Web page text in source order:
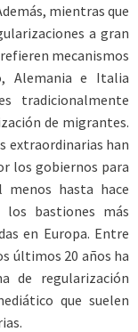
mientras que
a gran
mecanismos
Alemania e Italia
tradicionalmente
de migrantes.
extraordinarias han
los gobiernos para
menos hasta hace
bastiones más
en Europa. Entre
últimos 20 años ha
de regularización
que suelen